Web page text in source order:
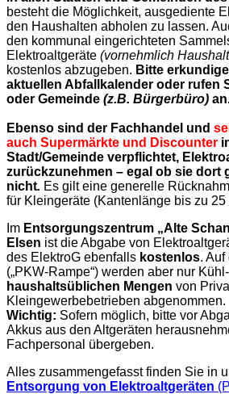
besteht die Möglichkeit, ausgediente
den Haushalten abholen zu lassen.
den kommunal eingerichteten
Elektroaltgeräte (vornehmlich
kostenlos abzugeben. Bitte
aktuellen Abfallkalender oder rufen
oder Gemeinde (z.B. Bürgerbüro)
Ebenso sind der Fachhandel und
auch Supermärkte und Discounter
Stadt/Gemeinde verpflichtet,
zurückzunehmen – egal ob sie dort
nicht. Es gilt eine generelle
für Kleingeräte (Kantenlänge bis zu 25
Im Entsorgungszentrum „Alte
Elsen ist die Abgabe von
des ElektroG ebenfalls kostenlos.
(„PKW-Rampe“) werden aber nur
haushaltsüblichen Mengen von
Kleingewerbebetrieben abgenommen.
Wichtig: Sofern möglich, bitte vor
Akkus aus den Altgeräten
Fachpersonal übergeben.
Alles zusammengefasst finden Sie in
Entsorgung von Elektroaltgeräten